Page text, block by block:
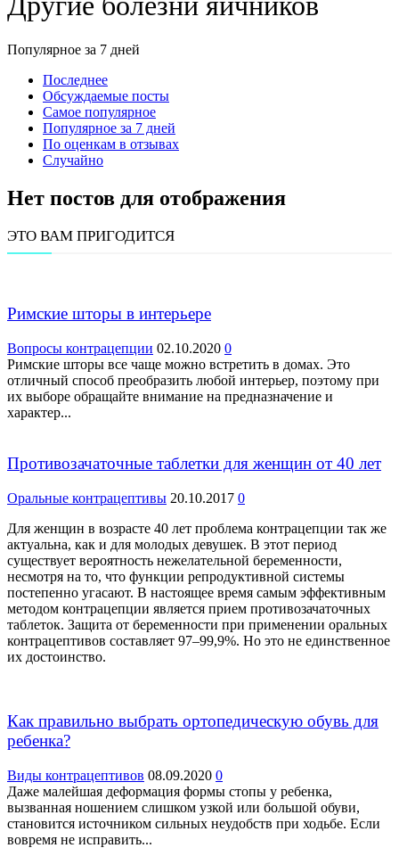
Популярное за 7 дней
Последнее
Обсуждаемые посты
Самое популярное
Популярное за 7 дней
По оценкам в отзывах
Случайно
Нет постов для отображения
ЭТО ВАМ ПРИГОДИТСЯ
Римские шторы в интерьере
Вопросы контрацепции 02.10.2020 0
Римские шторы все чаще можно встретить в домах. Это
отличный способ преобразить любой интерьер, поэтому при
их выборе обращайте внимание на предназначение и
характер...
Противозачаточные таблетки для женщин от 40 лет
Оральные контрацептивы 20.10.2017 0
Для женщин в возрасте 40 лет проблема контрацепции так же
актуальна, как и для молодых девушек. В этот период
существует вероятность нежелательной беременности,
несмотря на то, что функции репродуктивной системы
постепенно угасают. В настоящее время самым эффективным
методом контрацепции является прием противозачаточных
таблеток. Защита от беременности при применении оральных
контрацептивов составляет 97–99,9%. Но это не единственное
их достоинство.
Как правильно выбрать ортопедическую обувь для
ребенка?
Виды контрацептивов 08.09.2020 0
Даже малейшая деформация формы стопы у ребенка,
вызванная ношением слишком узкой или большой обуви,
становится источником сильных неудобств при ходьбе. Если
вовремя не исправить...